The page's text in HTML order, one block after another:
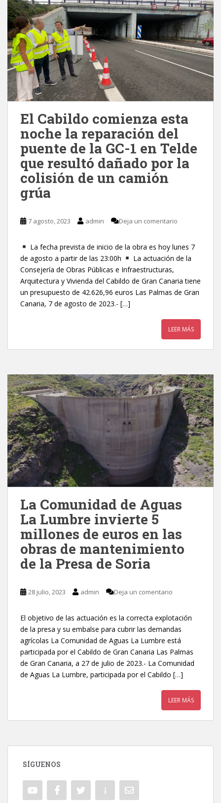
El Cabildo comienza esta
noche la reparación del
puente de la GC-1 en Telde
que resultó dañado por la
colisión de un camión
grúa
7 agosto, 2023 admin Deja un comentario
La fecha prevista de inicio de la obra es hoy lunes 7
de agosto a partir de las 23:00h
La actuación de la
Consejería de Obras Públicas e Infraestructuras,
Arquitectura y Vivienda del Cabildo de Gran Canaria tiene
un presupuesto de 42.626,96 euros Las Palmas de Gran
Canaria, 7 de agosto de 2023.- […]
LEER MÁS
La Comunidad de Aguas
La Lumbre invierte 5
millones de euros en las
obras de mantenimiento
de la Presa de Soria
28 julio, 2023 admin Deja un comentario
El objetivo de las actuación es la correcta explotación
de la presa y su embalse para cubrir las demandas
agrícolas La Comunidad de Aguas La Lumbre está
participada por el Cabildo de Gran Canaria Las Palmas
de Gran Canaria, a 27 de julio de 2023.- La Comunidad
de Aguas La Lumbre, participada por el Cabildo […]
LEER MÁS
SÍGUENOS